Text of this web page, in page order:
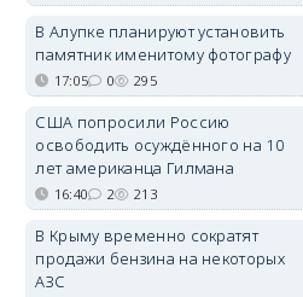
В Алупке планируют установить
памятник именитому фотографу
17:05 0 295
США попросили Россию
освободить осуждённого на 10
лет американца Гилмана
16:40 2 213
В Крыму временно сократят
продажи бензина на некоторых
АЗС